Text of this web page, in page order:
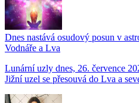
Dnes nastává osudový posun v
Vodnáře a Lva
Lunární uzly dnes, 26. července
Jižní uzel se přesouvá do Lva a